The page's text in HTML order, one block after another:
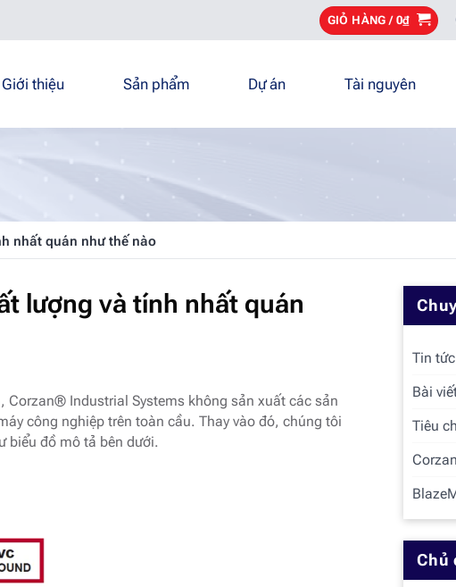
GIỎ HÀNG / 0₫
Giới thiệu Sản phẩm Dự án Tài nguyên
nhất quán như thế nào
lượng và tính nhất quán
Industrial Systems không sản xuất các sản
công nghiệp trên toàn cầu. Thay vào đó, chúng tôi
biểu đồ mô tả bên dưới.
Tin tức
Bài
Tiêu
Chủ